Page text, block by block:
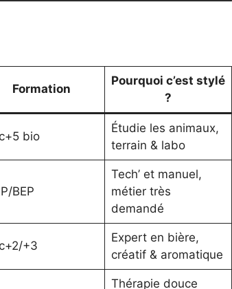
Formation
Pourquoi c’est stylé
?
bio
Étudie les animaux,
terrain & labo
BEP
Tech’ et manuel,
métier très
demandé
+3
Expert en bière,
créatif & aromatique
Thérapie douce